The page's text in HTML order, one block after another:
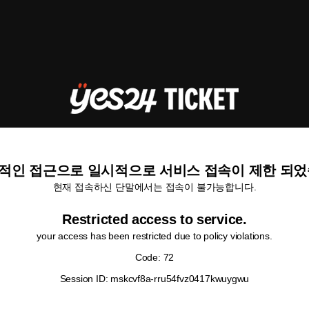
인 접근으로 일시적으로 서비스 접속이 제한 되
현재 접속하신 단말에서는 접속이 불가능합니다.
Restricted access to service.
your access has been restricted due to policy violations.
Code: 72
Session ID: mskcvf8a-rru54fvz0417kwuygwu